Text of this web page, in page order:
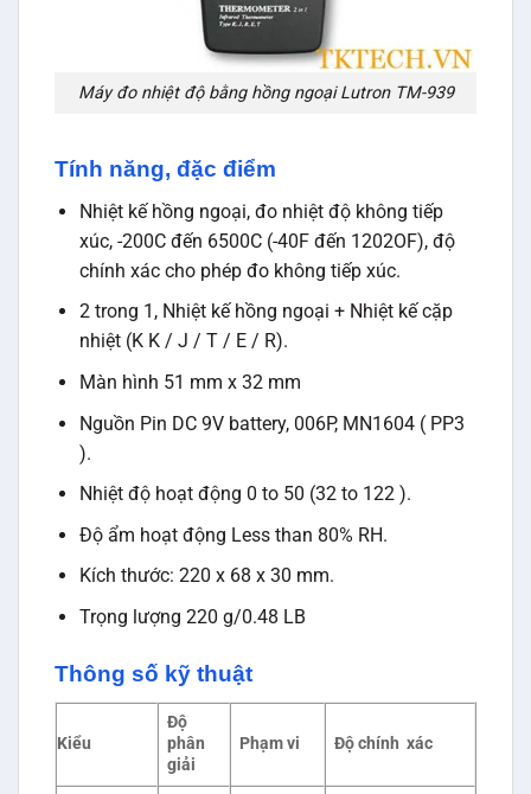
Máy đo nhiệt độ bằng hồng ngoại Lutron TM-939
Tính năng, đặc điểm
Nhiệt kế hồng ngoại, đo nhiệt độ không tiếp
xúc, -200C đến 6500C (-40F đến 1202OF), độ
chính xác cho phép đo không tiếp xúc.
2 trong 1, Nhiệt kế hồng ngoại + Nhiệt kế cặp
nhiệt (K K / J / T / E / R).
Màn hình 51 mm x 32 mm
Nguồn Pin DC 9V battery, 006P, MN1604 ( PP3
).
Nhiệt độ hoạt động 0 to 50 (32 to 122 ).
Độ ẩm hoạt động Less than 80% RH.
Kích thước: 220 x 68 x 30 mm.
Trọng lượng 220 g/0.48 LB
Thông số kỹ thuật
Kiểu
Độ
phân
giải
Phạm vi Độ chính xác